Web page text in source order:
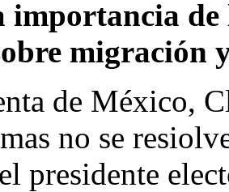
importancia
migración
de México,
no se
presidente